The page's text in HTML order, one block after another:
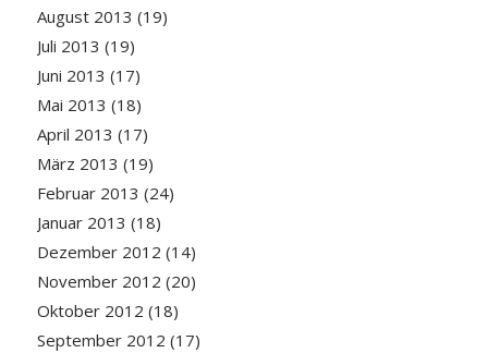
August 2013 (19)
Juli 2013 (19)
Juni 2013 (17)
Mai 2013 (18)
April 2013 (17)
März 2013 (19)
Februar 2013 (24)
Januar 2013 (18)
Dezember 2012 (14)
November 2012 (20)
Oktober 2012 (18)
September 2012 (17)